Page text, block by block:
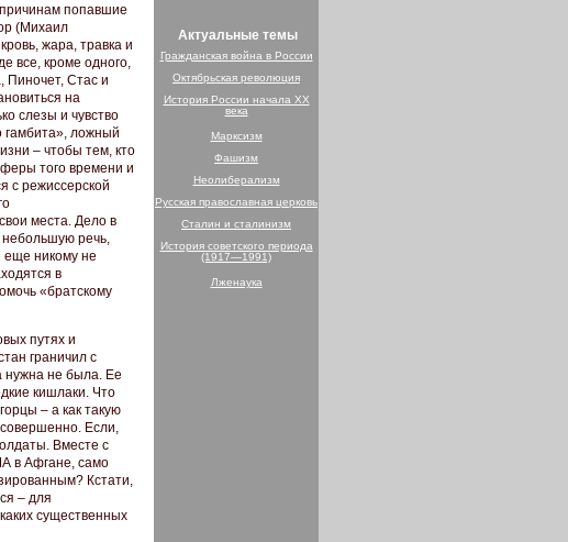
попавшие
(Михаил
жара, травка и
все, кроме одного,
Пиночет, Стас и
на
слезы и чувство
гамбита», ложный
– чтобы тем, кто
того времени и
с режиссерской
места. Дело в
речь,
еще никому не
в
«братскому
путях и
граничил с
нужна не была. Ее
кишлаки. Что
– а как такую
Если,
Вместе с
в Афгане, само
Кстати,
– для
существенных
Актуальные темы
Гражданская война в России
Октябрьская революция
История России начала XX
века
Марксизм
Фашизм
Неолиберализм
Русская православная церковь
Сталин и сталинизм
История советского периода
(1917—1991)
Лженаука